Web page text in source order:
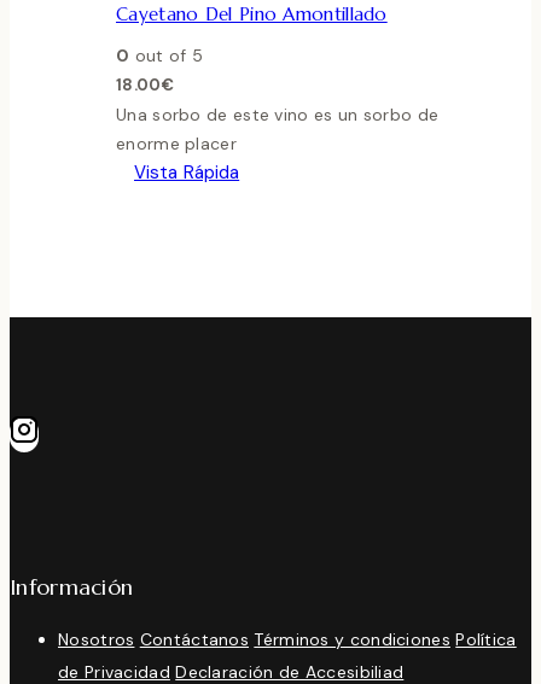
Cayetano Del Pino Amontillado
0 out of 5
18.00€
Una sorbo de este vino es un sorbo de
enorme placer
Vista Rápida
Información
Nosotros Contáctanos Términos y condiciones Política
de Privacidad Declaración de Accesibiliad